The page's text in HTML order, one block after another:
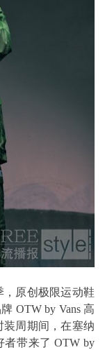
原创极限运动鞋
OTW by Vans 高
装周期间，在塞纳
者带来了 OTW by